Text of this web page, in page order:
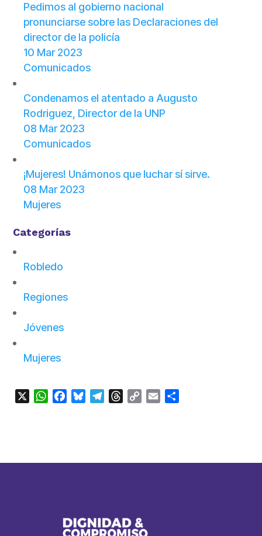
Pedimos al gobierno nacional
pronunciarse sobre las Declaraciones del
director de la policía
10 Mar 2023
Comunicados
Condenamos el atentado a Augusto
Rodriguez, Director de la UNP
08 Mar 2023
Comunicados
¡Mujeres! Unámonos que luchar sí sirve.
08 Mar 2023
Mujeres
Categorías
Robledo
Regiones
Jóvenes
Mujeres
WhatsApp
FacebookBlueskyTelegramThreads
Copy Email